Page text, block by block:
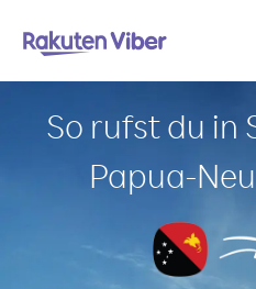
So rufst du in
Papua-